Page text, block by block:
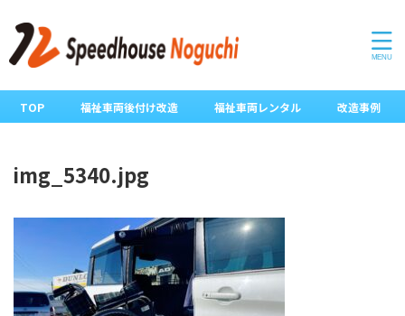
TOP 福祉車両後付け改造 福祉車両レンタル 改造事例
img_5340.jpg